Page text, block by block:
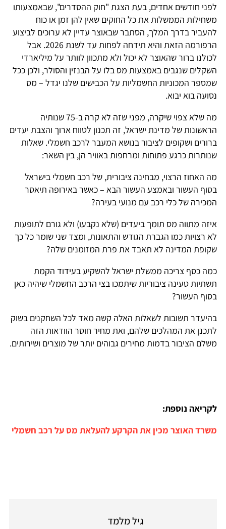
לפני חודשים אחדים, בעת הצגת "חוק ההסדרים", שבאמצעותו
משחילות הממשלות את כל החוקים שאין להן זמן או כוח
להעביר בדרך המלך, הסתבר שבאוצר עדיין לא ערוכים לביצוע
הרפורמה הזאת והיא תידחה לפחות עד לשנת 2026. אבל
לכולנו ברור שהאוצר לא יכול ולא מתכוון לוותר על מיליארדי
השקלים שנגבים באמצעות מס בלו על הבנזין והסולר, ולכן ככל
שמספר המכוניות החשמליות על הכבישים שלנו יגדל – מס
נסועה בוא יבוא.
מה שלא צפוי שיקרה, מפני שזה לא קרה ב-75 שנותיה
הראשונות של מדינת ישראל, זה תכנון לטווח ארוך והצבת יעדים
ברורים ושקופים לציבור בנושא המעבר לרכב חשמלי. שאלות
שנותרות כרגע פתוחות ומרחפות באוויר הן, בין השאר:
מה האחוז הרצוי, מבחינה ציבורית, של רכב חשמלי בישראל
בסוף העשור ובאמצע העשור הבא – כאשר באירופה תיאסר
המכירה של כלי רכב עם מנועי בעירה?
איזה מתווה מס תומך ביעדים (שלא נקבעו) ולא גורם לתופעות
לא רצויות כמו הגברת הגודש והתאונות, ומצד שני שומר כל כך
שקופת המדינה לא תאבד את פרת המזומנים שלה?
כמה כסף צריכה ממשלת ישראל להשקיע בעידוד הקמת
תשתיות טעינה ציבוריות שיתמכו בצי הרכב החשמלי שיהיה כאן
בסוף העשור?
בהיעדר תשובות לשאלות האלה קשה מאד לכל השחקנים בשוק
לתכנן את המהלכים שלהם, ואת מחיר חוסר הוודאות הזה
משלם הציבור בדמות מחירים גבוהים יותר של מוצרים ושירותים.
לקריאה נוספת:
משרד האוצר מכין את הקרקע להעלאת מס על רכב חשמלי
גיל מלמד